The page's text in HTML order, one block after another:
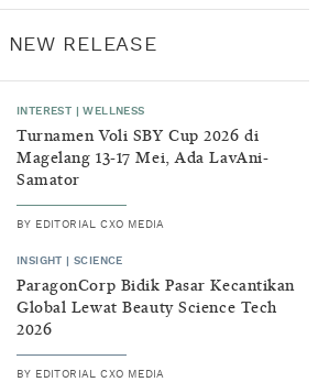
NEW RELEASE
INTEREST |WELLNESS
Turnamen Voli SBY Cup 2026 di
Magelang 13-17 Mei, Ada LavAni-
Samator
BY EDITORIAL CXO MEDIA
INSIGHT |SCIENCE
ParagonCorp Bidik Pasar Kecantikan
Global Lewat Beauty Science Tech
2026
BY EDITORIAL CXO MEDIA